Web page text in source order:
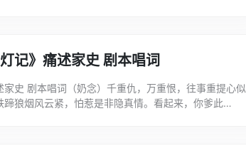
记》痛述家史 剧本唱词
家史 剧本唱词（奶念）千重仇，万重恨，往事重提心似
蹄狼烟风云紧，怕惹是非隐真情。看起来，你爹此